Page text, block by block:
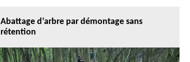
Abattage d’arbre par démontage sans
rétention